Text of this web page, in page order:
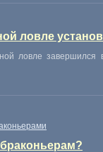
ловле
ловле